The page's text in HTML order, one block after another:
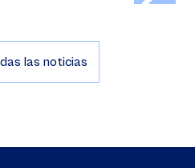
las noticias